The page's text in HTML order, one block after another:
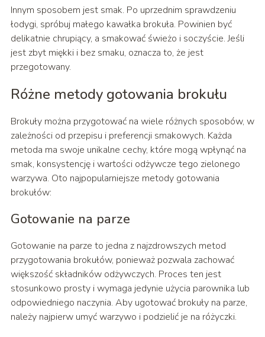
Innym sposobem jest smak. Po uprzednim sprawdzeniu
łodygi, spróbuj małego kawałka brokuła. Powinien być
delikatnie chrupiący, a smakować świeżo i soczyście. Jeśli
jest zbyt miękki i bez smaku, oznacza to, że jest
przegotowany.
Różne metody gotowania brokułu
Brokuły można przygotować na wiele różnych sposobów, w
zależności od przepisu i preferencji smakowych. Każda
metoda ma swoje unikalne cechy, które mogą wpłynąć na
smak, konsystencję i wartości odżywcze tego zielonego
warzywa. Oto najpopularniejsze metody gotowania
brokułów:
Gotowanie na parze
Gotowanie na parze to jedna z najzdrowszych metod
przygotowania brokułów, ponieważ pozwala zachować
większość składników odżywczych. Proces ten jest
stosunkowo prosty i wymaga jedynie użycia parownika lub
odpowiedniego naczynia. Aby ugotować brokuły na parze,
należy najpierw umyć warzywo i podzielić je na różyczki.